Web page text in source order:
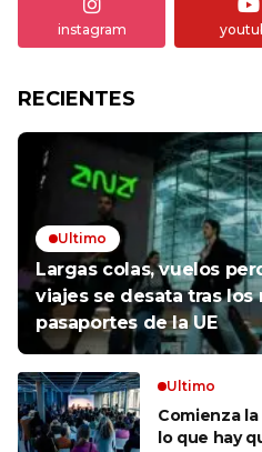
instagram
RECIENTES
Ultimo
Largas colas, vuelos
viajes se desata tras
pasaportes de la UE
Ultimo
Comienza
lo que hay